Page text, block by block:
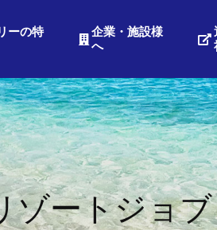
ーの特
企業・施設様
へ
ゾートジョ